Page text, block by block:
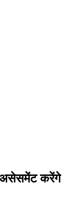
असेसमेंट करेंगे